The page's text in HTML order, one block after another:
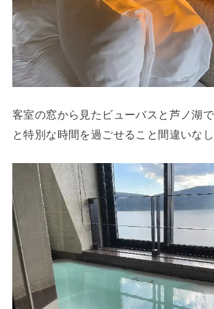
客室の窓から見たビューバスと芦ノ湖
と特別な時間を過ごせること間違いなし